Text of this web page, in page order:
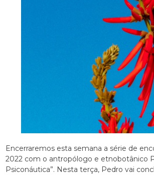
Encerraremos esta semana a série de
2022 com o antropólogo e etnobotânico
Psiconáutica”. Nesta terça, Pedro vai